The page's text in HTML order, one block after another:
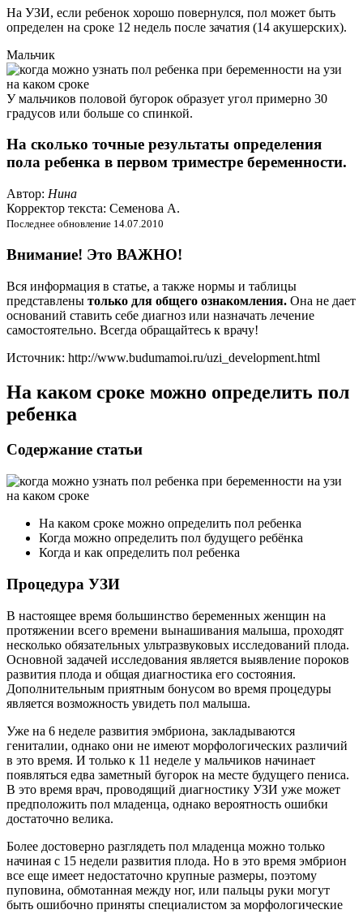
На УЗИ, если ребенок хорошо повернулся, пол может быть
определен на сроке 12 недель после зачатия (14 акушерских).
Мальчик
У мальчиков половой бугорок образует угол примерно 30
градусов или больше со спинкой.
На сколько точные результаты определения
пола ребенка в первом триместре беременности.
Автор: Нина
Корректор текста: Семенова А.
Последнее обновление 14.07.2010
Внимание! Это ВАЖНО!
Вся информация в статье, а также нормы и таблицы
представлены только для общего ознакомления. Она не дает
оснований ставить себе диагноз или назначать лечение
самостоятельно. Всегда обращайтесь к врачу!
Источник: http://www.budumamoi.ru/uzi_development.html
На каком сроке можно определить пол
ребенка
Содержание статьи
На каком сроке можно определить пол ребенка
Когда можно определить пол будущего ребёнка
Когда и как определить пол ребенка
Процедура УЗИ
В настоящее время большинство беременных женщин на
протяжении всего времени вынашивания малыша, проходят
несколько обязательных ультразвуковых исследований плода.
Основной задачей исследования является выявление пороков
развития плода и общая диагностика его состояния.
Дополнительным приятным бонусом во время процедуры
является возможность увидеть пол малыша.
Уже на 6 неделе развития эмбриона, закладываются
гениталии, однако они не имеют морфологических различий
в это время. И только к 11 неделе у мальчиков начинает
появляться едва заметный бугорок на месте будущего пениса.
В это время врач, проводящий диагностику УЗИ уже может
предположить пол младенца, однако вероятность ошибки
достаточно велика.
Более достоверно разглядеть пол младенца можно только
начиная с 15 недели развития плода. Но в это время эмбрион
все еще имеет недостаточно крупные размеры, поэтому
пуповина, обмотанная между ног, или пальцы руки могут
быть ошибочно приняты специалистом за морфологические